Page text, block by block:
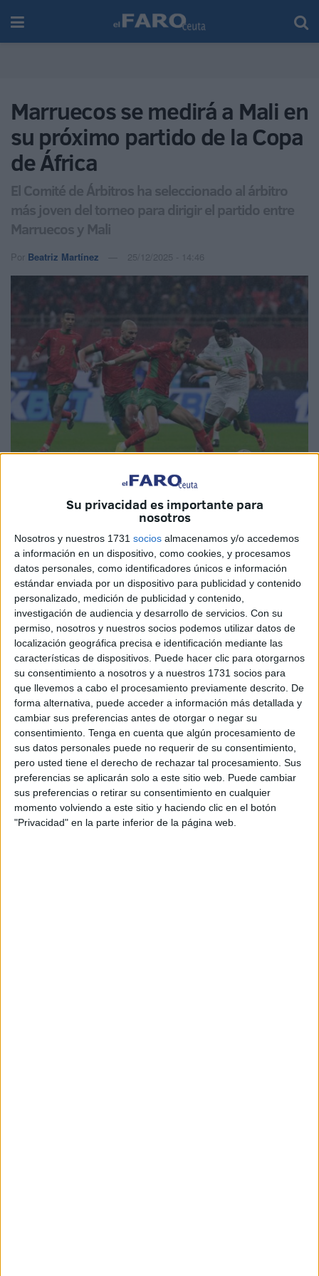
Su privacidad es importante para
nosotros
Nosotros y nuestros 1731 socios almacenamos y/o accedemos
a información en un dispositivo, como cookies, y procesamos
datos personales, como identificadores únicos e información
estándar enviada por un dispositivo para publicidad y contenido
personalizado, medición de publicidad y contenido,
investigación de audiencia y desarrollo de servicios. Con su
permiso, nosotros y nuestros socios podemos utilizar datos de
localización geográfica precisa e identificación mediante las
características de dispositivos. Puede hacer clic para otorgarnos
su consentimiento a nosotros y a nuestros 1731 socios para
que llevemos a cabo el procesamiento previamente descrito. De
forma alternativa, puede acceder a información más detallada y
cambiar sus preferencias antes de otorgar o negar su
consentimiento. Tenga en cuenta que algún procesamiento de
sus datos personales puede no requerir de su consentimiento,
pero usted tiene el derecho de rechazar tal procesamiento. Sus
preferencias se aplicarán solo a este sitio web. Puede cambiar
sus preferencias o retirar su consentimiento en cualquier
momento volviendo a este sitio y haciendo clic en el botón
"Privacidad" en la parte inferior de la página web.
Marruecos se medirá a Mali en
su próximo partido de la Copa
de África
El Comité de Árbitros ha seleccionado al árbitro
más joven del torneo para dirigir el partido entre
Marruecos y Mali
Por Beatriz Martínez 25/12/2025 - 14:46
Laselección de fútbol de Marruecosafrontará este
viernes, 26 de diciembre, supróximo encuentro en la
Copa Africana de Nacionesfrente a su homóloga de
Mali, en un partido correspondiente a lasegunda ronda
del Grupo A.
El choque se disputaráen elEstadio Príncipe Moulay
Abdellahde Rabat, escenario que acogerá uno de los
partidos más destacados de la jornada y que ya ha
acogido otros encuentros.
El partido se jugará a partir de las21.00 horas, en el
marco de un torneo que se celebra en Marruecos desde el
21 de diciembre y que se prolongará hasta el 18 de
enero.